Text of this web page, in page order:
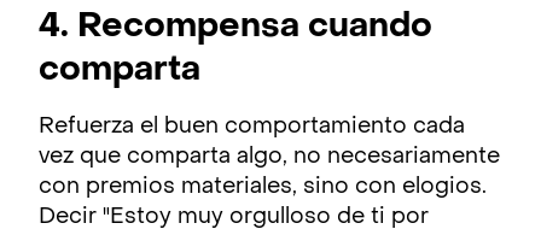
4. Recompensa cuando
comparta
Refuerza el buen comportamiento cada
vez que comparta algo, no necesariamente
con premios materiales, sino con elogios.
Decir "Estoy muy orgulloso de ti por